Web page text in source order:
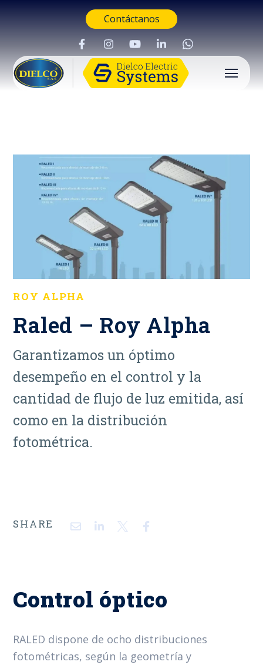
Contáctanos
ROY ALPHA
Raled – Roy Alpha
Garantizamos un óptimo
desempeño en el control y la
cantidad de flujo de luz emitida, así
como en la distribución
fotométrica.
SHARE
Control óptico
RALED dispone de ocho distribuciones
fotométricas, según la geometríay